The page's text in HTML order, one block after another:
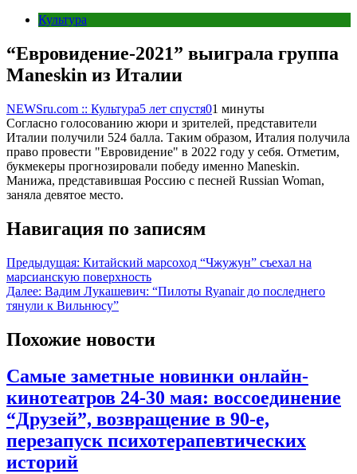
Культура
“Евровидение-2021” выиграла группа
Maneskin из Италии
NEWSru.com :: Культура5 лет спустя01 минуты
Согласно голосованию жюри и зрителей, представители
Италии получили 524 балла. Таким образом, Италия получила
право провести "Евровидение" в 2022 году у себя. Отметим,
букмекеры прогнозировали победу именно Maneskin.
Манижа, представившая Россию с песней Russian Woman,
заняла девятое место.
Навигация по записям
Предыдущая: Китайский марсоход “Чжужун” съехал на
марсианскую поверхность
Далее: Вадим Лукашевич: “Пилоты Ryanair до последнего
тянули к Вильнюсу”
Похожие новости
Самые заметные новинки онлайн-
кинотеатров 24-30 мая: воссоединение
“Друзей”, возвращение в 90-е,
перезапуск психотерапевтических
историй